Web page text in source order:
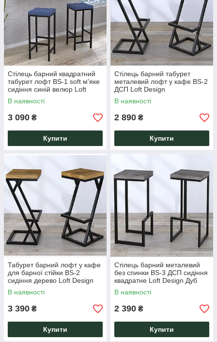
Стілець барний квадратний
табурет лофт BS-1 soft м'яке
сидіння синій велюр Loft
Design
В наявності
3 090 ₴
Купити
Стілець барний табурет
металевий лофт у кафе BS-2
ДСП Loft Design
В наявності
2 890 ₴
Купити
Табурет барний лофт у кафе
для барної стійки BS-2
сидіння дерево Loft Design
В наявності
3 390 ₴
Купити
Стілець барний металевий
без спинки BS-3 ДСП сидіння
квадратне Loft Design Дуб
Паліна
В наявності
2 390 ₴
Купити